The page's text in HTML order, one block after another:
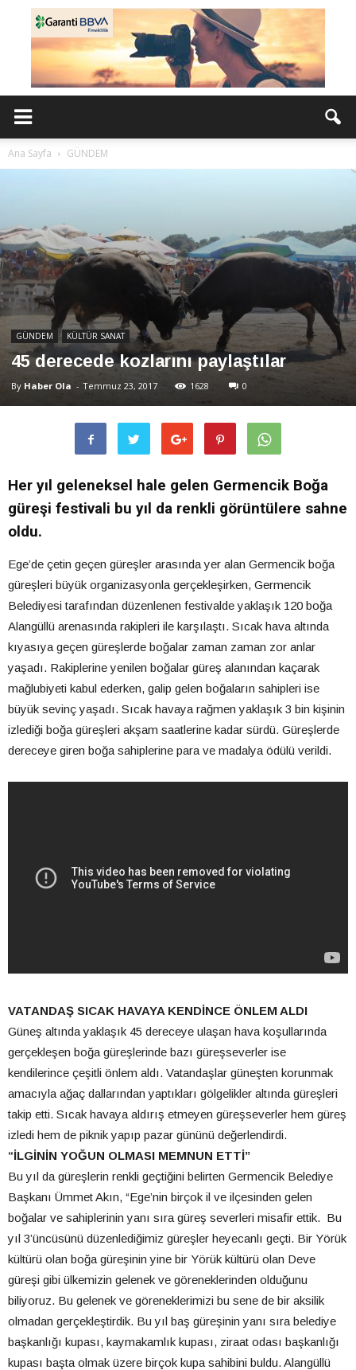
Ana Sayfa GÜNDEM
GÜNDEM KÜLTÜR SANAT
45 derecede kozlarını paylaştılar
By Haber Ola - Temmuz 23, 2017 1628 0
Her yıl geleneksel hale gelen Germencik Boğa
güreşi festivali bu yıl da renkli görüntülere sahne
oldu.
Ege’de çetin geçen güreşler arasında yer alan Germencik boğa
güreşleri büyük organizasyonla gerçekleşirken, Germencik
Belediyesi tarafından düzenlenen festivalde yaklaşık 120 boğa
Alangüllü arenasında rakipleri ile karşılaştı. Sıcak hava altında
kıyasıya geçen güreşlerde boğalar zaman zaman zor anlar
yaşadı. Rakiplerine yenilen boğalar güreş alanından kaçarak
mağlubiyeti kabul ederken, galip gelen boğaların sahipleri ise
büyük sevinç yaşadı. Sıcak havaya rağmen yaklaşık 3 bin kişinin
izlediği boğa güreşleri akşam saatlerine kadar sürdü. Güreşlerde
dereceye giren boğa sahiplerine para ve madalya ödülü verildi.
VATANDAŞ SICAK HAVAYA KENDİNCE ÖNLEM ALDI
Güneş altında yaklaşık 45 dereceye ulaşan hava koşullarında
gerçekleşen boğa güreşlerinde bazı güreşseverler ise
kendilerince çeşitli önlem aldı. Vatandaşlar güneşten korunmak
amacıyla ağaç dallarından yaptıkları gölgelikler altında güreşleri
takip etti. Sıcak havaya aldırış etmeyen güreşseverler hem güreş
izledi hem de piknik yapıp pazar gününü değerlendirdi.
“İLGİNİN YOĞUN OLMASI MEMNUN ETTİ”
Bu yıl da güreşlerin renkli geçtiğini belirten Germencik Belediye
Başkanı Ümmet Akın, “Ege’nin birçok il ve ilçesinden gelen
boğalar ve sahiplerinin yanı sıra güreş severleri misafir ettik. Bu
yıl 3’üncüsünü düzenlediğimiz güreşler heyecanlı geçti. Bir Yörük
kültürü olan boğa güreşinin yine bir Yörük kültürü olan Deve
güreşi gibi ülkemizin gelenek ve göreneklerinden olduğunu
biliyoruz. Bu gelenek ve göreneklerimizi bu sene de bir aksilik
olmadan gerçekleştirdik. Bu yıl baş güreşinin yanı sıra belediye
başkanlığı kupası, kaymakamlık kupası, ziraat odası başkanlığı
kupası başta olmak üzere birçok kupa sahibini buldu. Alangüllü